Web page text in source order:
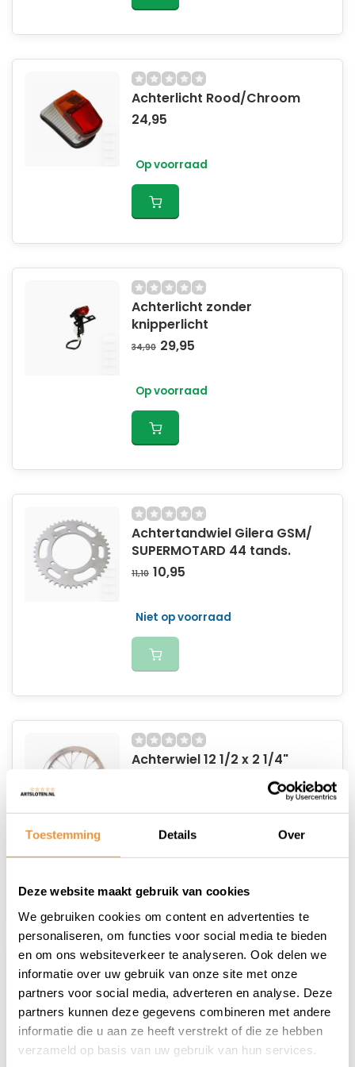
Toestemming Details Over
Deze website maakt gebruik van cookies
We gebruiken cookies om content en advertenties te
personaliseren, om functies voor social media te bieden
en om ons websiteverkeer te analyseren. Ook delen we
informatie over uw gebruik van onze site met onze
partners voor social media, adverteren en analyse. Deze
partners kunnen deze gegevens combineren met andere
informatie die u aan ze heeft verstrekt of die ze hebben
verzameld op basis van uw gebruik van hun services.
Achterlicht Rood/Chroom
24,95
Op voorraad
Achterlicht zonder
knipperlicht
34,90 29,95
Op voorraad
Achtertandwiel Gilera GSM/
SUPERMOTARD 44 tands.
11,10 10,95
Niet op voorraad
Achterwiel 12 1/2 x 2 1/4"
Niet op voorraad
Achterwiel 16 x 1.75"
aluminium met Favorit
remnaaf
49,95 45,95